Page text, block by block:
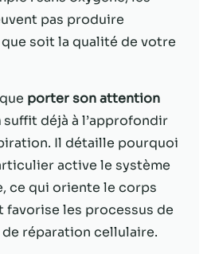
pas produire
que soit la qualité de votre
porter son attention
suffit déjà à l’approfondir
Il détaille pourquoi
active le système
ce qui oriente le corps
favorise les processus de
réparation cellulaire.
nécessaires au
fonctionnement
Statistiques
Afin que nous
puissions
améliorer la
fonctionnalité
et la structure
du site Web,
en fonction